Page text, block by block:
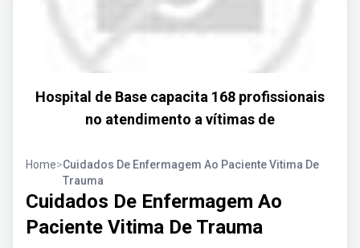
Hospital de Base capacita 168 profissionais
no atendimento a vítimas de
Home>Cuidados De Enfermagem Ao Paciente Vitima De
Trauma
Cuidados De Enfermagem Ao
Paciente Vitima De Trauma